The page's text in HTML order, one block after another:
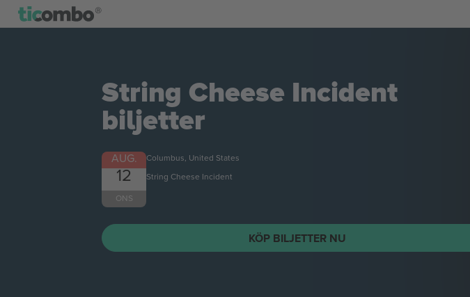
String Cheese Incident
biljetter
AUG.
12
ONS
Columbus, United States
String Cheese Incident
KÖP BILJETTER NU